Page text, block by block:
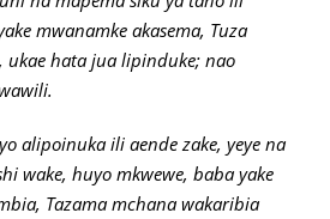
mwanamke akasema, Tuza
ukae hata jua lipinduke; nao
alipoinuka ili aende zake, yeye na
wake, huyo mkwewe, baba yake
Tazama mchana wakaribia